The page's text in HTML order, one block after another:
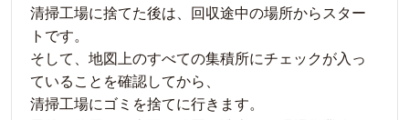
清掃工場に捨てた後は、回収途中の場所からスター
トです。
そして、地図上のすべての集積所にチェックが入っ
ていることを確認してから、
清掃工場にゴミを捨てに行きます。